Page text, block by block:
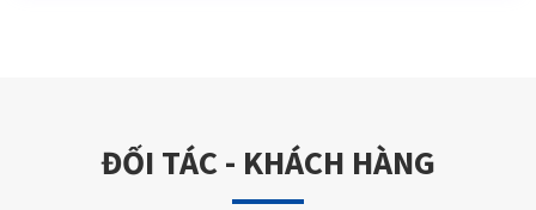
ĐỐI TÁC - KHÁCH HÀNG